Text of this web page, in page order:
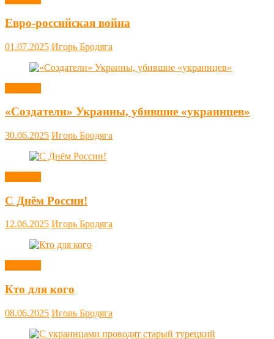
Евро-российская война
01.07.2025 Игорь Бродяга
«Создатели» Украины, убившие «украинцев»
30.06.2025 Игорь Бродяга
С Днём России!
12.06.2025 Игорь Бродяга
Кто для кого
08.06.2025 Игорь Бродяга